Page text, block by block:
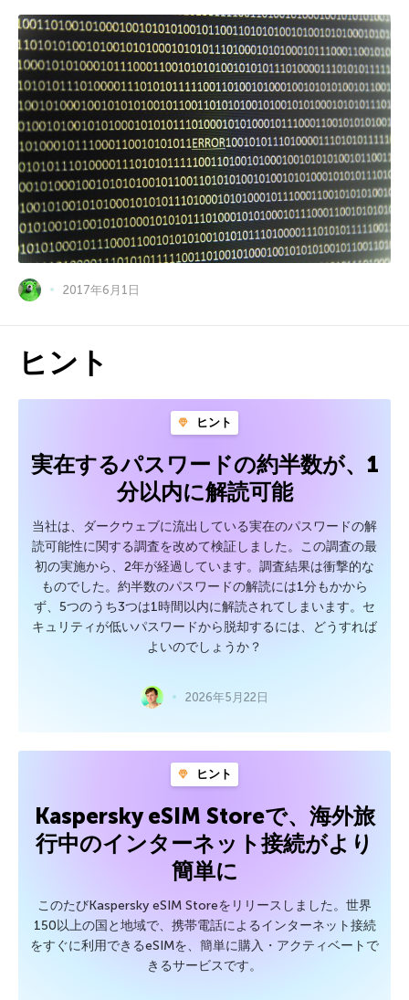
2017年6月1日
ヒント
ヒント
実在するパスワードの約半数が、1
分以内に解読可能
当社は、ダークウェブに流出している実在のパスワードの解
読可能性に関する調査を改めて検証しました。この調査の最
初の実施から、2年が経過しています。調査結果は衝撃的な
ものでした。約半数のパスワードの解読には1分もかから
ず、5つのうち3つは1時間以内に解読されてしまいます。セ
キュリティが低いパスワードから脱却するには、どうすれば
よいのでしょうか？
2026年5月22日
ヒント
Kaspersky eSIM Storeで、海外旅
行中のインターネット接続がより
簡単に
このたびKaspersky eSIM Storeをリリースしました。世界
150以上の国と地域で、携帯電話によるインターネット接続
をすぐに利用できるeSIMを、簡単に購入・アクティベートで
きるサービスです。